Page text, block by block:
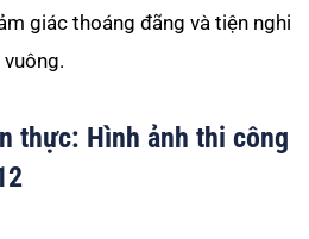
giác thoáng đãng và tiện nghi
thực: Hình ảnh thi công